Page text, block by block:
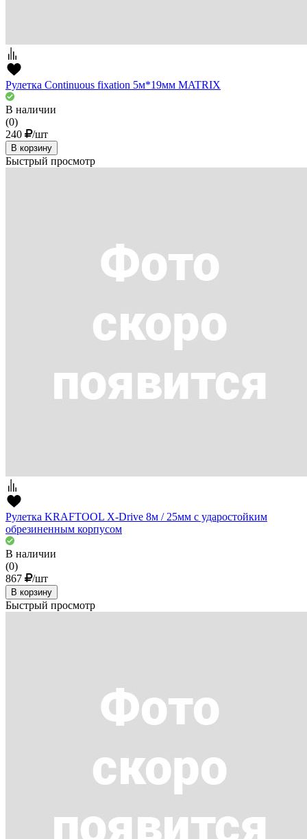
Рулетка Continuous fixation 5м*19мм MATRIX
В наличии
(0)
240
/шт
В корзину
Быстрый просмотр
Рулетка KRAFTOOL X-Drive 8м / 25мм с ударостойким
обрезиненным корпусом
В наличии
(0)
867
/шт
В корзину
Быстрый просмотр